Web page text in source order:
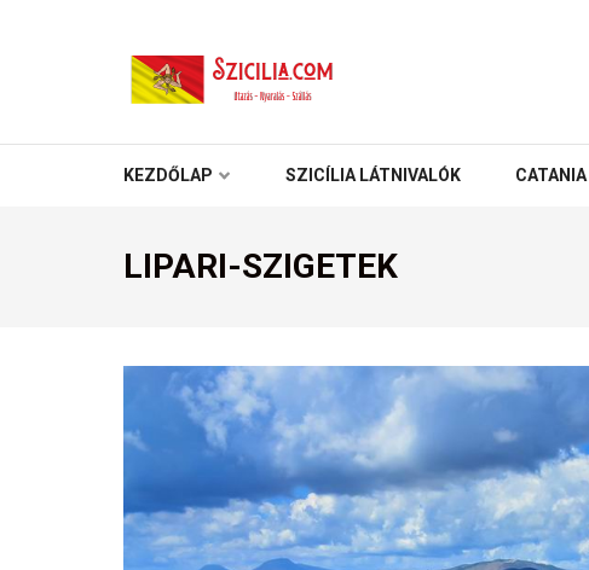
SZICÍLIA
KEZDŐLAP SZICÍLIA LÁTNIVALÓK CATANIA
LIPARI-SZIGETEK